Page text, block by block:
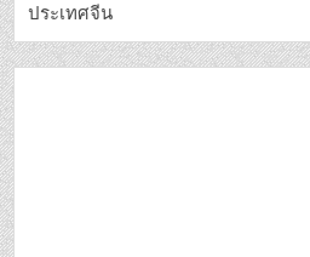
ประเทศจีน